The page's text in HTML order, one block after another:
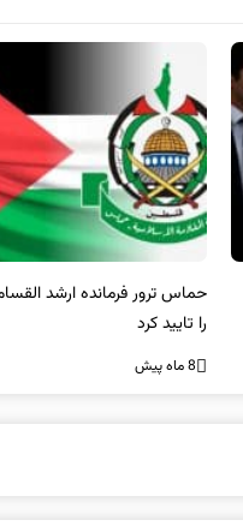
عراقچی: صلح و ثبات افغانستان
تنها از مسیر همگرایی منطقه‌ای
محقق می‌شود
8 ماه پیش